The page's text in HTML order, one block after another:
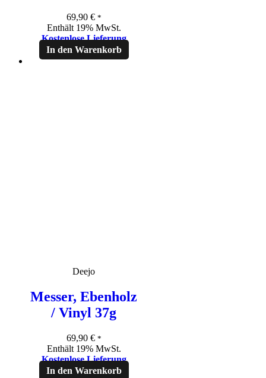
69,90 € *
Enthält 19% MwSt.
Kostenlose Lieferung
In den Warenkorb
Deejo
Messer, Ebenholz
/ Vinyl 37g
69,90 € *
Enthält 19% MwSt.
Kostenlose Lieferung
In den Warenkorb